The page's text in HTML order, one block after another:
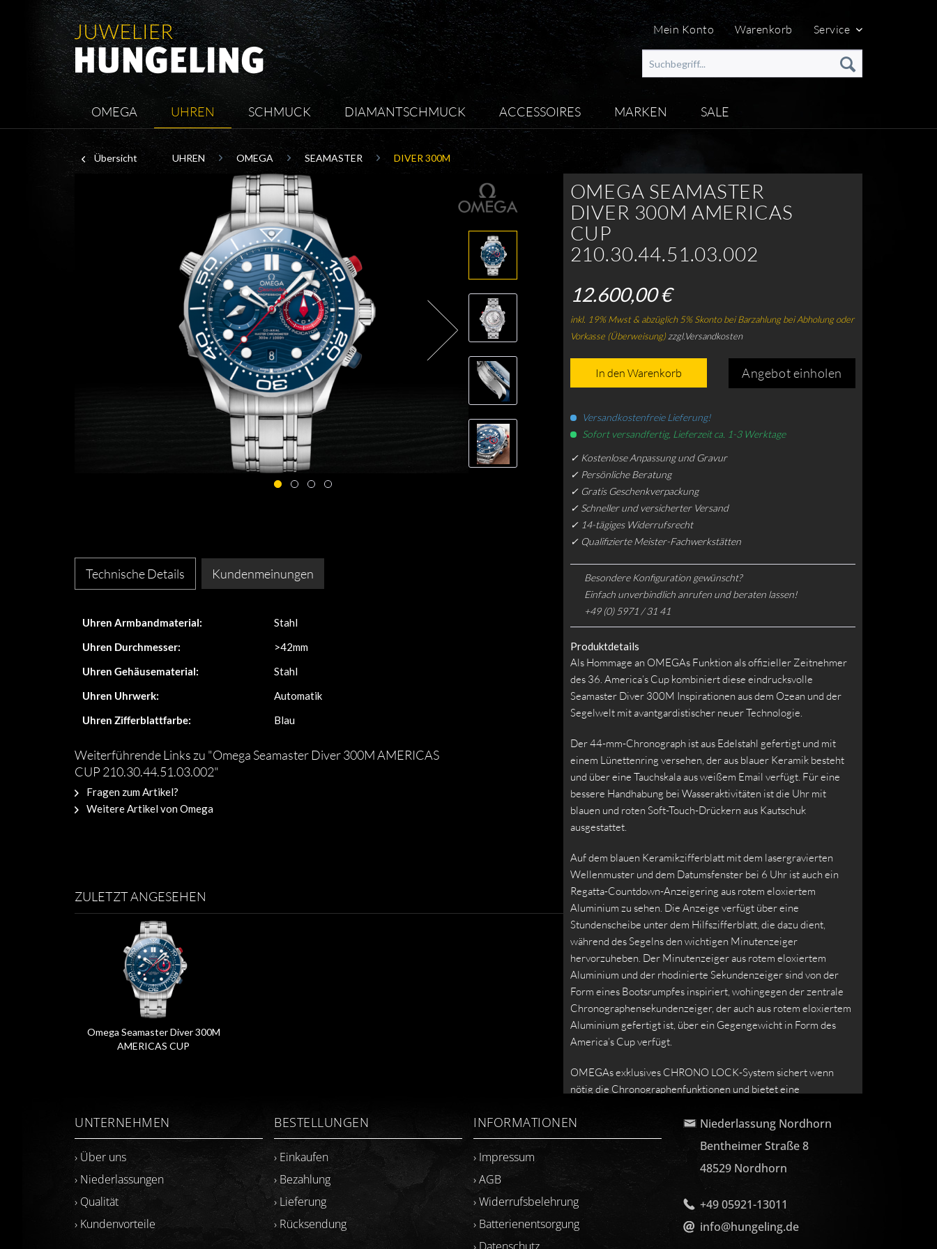
Mein Konto Warenkorb Service
OMEGA UHREN SCHMUCK DIAMANTSCHMUCK ACCESSOIRES MARKEN SALE
Übersicht UHREN OMEGA SEAMASTER DIVER 300M
OMEGA SEAMASTER
DIVER 300M AMERICAS
CUP
210.30.44.51.03.002
12.600,00 €
inkl. 19% Mwst & abzüglich 5% Skonto bei Barzahlung bei Abholung oder
Vorkasse (Überweisung)zzgl.Versandkosten
Angebot einholen
In den Warenkorb
Versandkostenfreie Lieferung!
Sofort versandfertig, Lieferzeit ca. 1-3 Werktage
✓ Kostenlose Anpassung und Gravur
✓ Persönliche Beratung
✓ Gratis Geschenkverpackung
✓ Schneller und versicherter Versand
✓ 14-tägiges Widerrufsrecht
✓ Qualifizierte Meister-Fachwerkstätten
Besondere Konfiguration gewünscht?
Einfach unverbindlich anrufen und beraten lassen!
+49 (0) 5971 / 31 41
Produktdetails
Als Hommage an OMEGAs Funktion als offizieller Zeitnehmer
des 36. America’s Cup kombiniert diese eindrucksvolle
Seamaster Diver 300M Inspirationen aus dem Ozean und der
Segelwelt mit avantgardistischer neuer Technologie.
Der 44-mm-Chronograph ist aus Edelstahl gefertigt und mit
einem Lünettenring versehen, der aus blauer Keramik besteht
und über eine Tauchskala aus weißem Email verfügt. Für eine
bessere Handhabung bei Wasseraktivitäten ist die Uhr mit
blauen und roten Soft-Touch-Drückern aus Kautschuk
ausgestattet.
Auf dem blauen Keramikzifferblatt mit dem lasergravierten
Wellenmuster und dem Datumsfenster bei 6 Uhr ist auch ein
Regatta-Countdown-Anzeigering aus rotem eloxiertem
Aluminium zu sehen. Die Anzeige verfügt über eine
Stundenscheibe unter dem Hilfszifferblatt, die dazu dient,
während des Segelns den wichtigen Minutenzeiger
hervorzuheben. Der Minutenzeiger aus rotem eloxiertem
Aluminium und der rhodinierte Sekundenzeiger sind von der
Form eines Bootsrumpfes inspiriert, wohingegen der zentrale
Chronographensekundenzeiger, der auch aus rotem eloxiertem
Aluminium gefertigt ist, über ein Gegengewicht in Form des
America’s Cup verfügt.
OMEGAs exklusives CHRONO LOCK-System sichert wenn
nötig die Chronographenfunktionen und bietet eine
gemessene Zeit zu sperren. Der besonders geformte
Gehäuseboden trägt die mit blauem Lack gefüllten Gravuren
36th America’s Cup und Auckland 2021.
Die Uhr wird von einem Metallarmband am Handgelenk
gehalten und mit einem zusätzlichen Kautschukarmband
geliefert. Beide Armbänder sind mit OMEGAs neuem,
patentiertem Quick Change-System ausgestattet. Angetrieben
Technische Details Kundenmeinungen
Uhren Armbandmaterial:
Stahl
Uhren Durchmesser:
>42mm
Uhren Gehäusematerial:
Stahl
Uhren Uhrwerk:
Automatik
Uhren Zifferblattfarbe:
Blau
Weiterführende Links zu "Omega Seamaster Diver 300M AMERICAS
CUP 210.30.44.51.03.002"
Fragen zum Artikel?
Weitere Artikel von Omega
ZULETZT ANGESEHEN
Omega Seamaster Diver 300M
AMERICAS CUP
UNTERNEHMEN
› Über uns
› Niederlassungen
› Qualität
› Kundenvorteile
BESTELLUNGEN
› Einkaufen
› Bezahlung
› Lieferung
› Rücksendung
INFORMATIONEN
› Impressum
› AGB
› Widerrufsbelehrung
› Batterienentsorgung
Niederlassung Nordhorn
Bentheimer Straße 8
48529 Nordhorn
+49 05921-13011
info@hungeling.de